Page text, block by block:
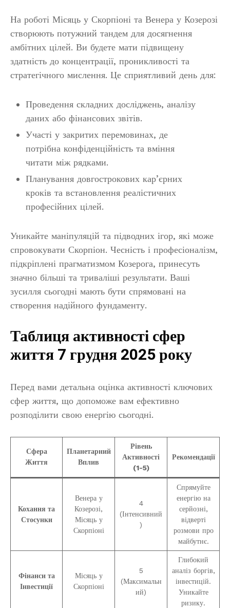
На роботі Місяць у Скорпіоні та Венера у Козерозі
створюють потужний тандем для досягнення
амбітних цілей. Ви будете мати підвищену
здатність до концентрації, проникливості та
стратегічного мислення. Це сприятливий день для:
Проведення складних досліджень, аналізу
даних або фінансових звітів.
Участі у закритих перемовинах, де
потрібна конфіденційність та вміння
читати між рядками.
Планування довгострокових кар’єрних
кроків та встановлення реалістичних
професійних цілей.
Уникайте маніпуляцій та підводних ігор, які може
спровокувати Скорпіон. Чесність і професіоналізм,
підкріплені прагматизмом Козерога, принесуть
значно більші та триваліші результати. Ваші
зусилля сьогодні мають бути спрямовані на
створення надійного фундаменту.
Таблиця активності сфер
життя 7 грудня 2025 року
Перед вами детальна оцінка активності ключових
сфер життя, що допоможе вам ефективно
розподілити свою енергію сьогодні.
Сфера
Життя
Планетарний
Вплив
Рівень
Активності
(1-5)
Рекомендації
Кохання та
Стосунки
Венера у
Козерозі,
Місяць у
Скорпіоні
4
(Інтенсивний
)
Спрямуйте
енергію на
серйозні,
відверті
розмови про
майбутнє.
Фінанси та
Інвестиції
Місяць у
Скорпіоні
5
(Максимальн
ий)
Глибокий
аналіз боргів,
інвестицій.
Уникайте
ризику.